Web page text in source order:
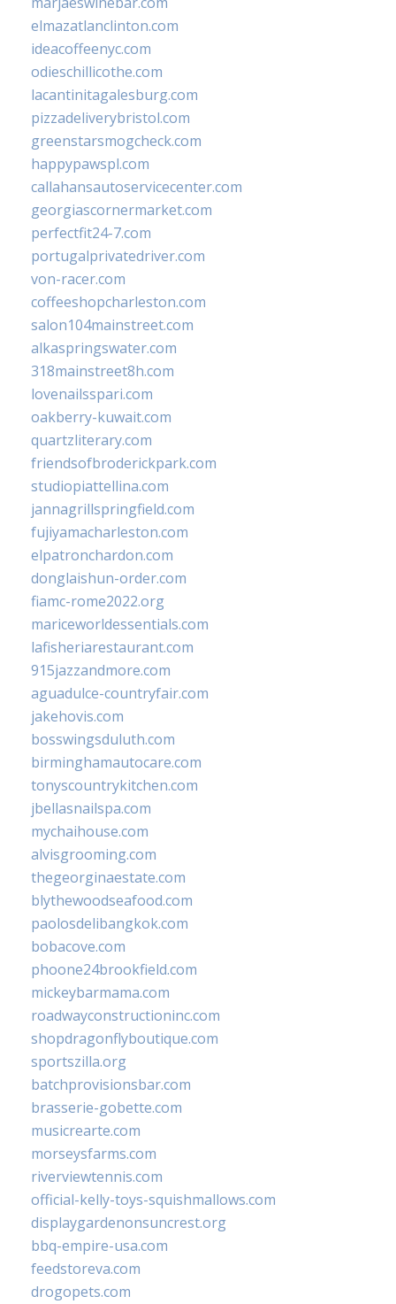
elmazatlanclinton.com
ideacoffeenyc.com
odieschillicothe.com
lacantinitagalesburg.com
pizzadeliverybristol.com
greenstarsmogcheck.com
happypawspl.com
callahansautoservicecenter.com
georgiascornermarket.com
perfectfit24-7.com
portugalprivatedriver.com
von-racer.com
coffeeshopcharleston.com
salon104mainstreet.com
alkaspringswater.com
318mainstreet8h.com
lovenailsspari.com
oakberry-kuwait.com
quartzliterary.com
friendsofbroderickpark.com
studiopiattellina.com
jannagrillspringfield.com
fujiyamacharleston.com
elpatronchardon.com
donglaishun-order.com
fiamc-rome2022.org
mariceworldessentials.com
lafisheriarestaurant.com
915jazzandmore.com
aguadulce-countryfair.com
jakehovis.com
bosswingsduluth.com
birminghamautocare.com
tonyscountrykitchen.com
jbellasnailspa.com
mychaihouse.com
alvisgrooming.com
thegeorginaestate.com
blythewoodseafood.com
paolosdelibangkok.com
bobacove.com
phoone24brookfield.com
mickeybarmama.com
roadwayconstructioninc.com
shopdragonflyboutique.com
sportszilla.org
batchprovisionsbar.com
brasserie-gobette.com
musicrearte.com
morseysfarms.com
riverviewtennis.com
official-kelly-toys-squishmallows.com
displaygardenonsuncrest.org
bbq-empire-usa.com
feedstoreva.com
drogopets.com